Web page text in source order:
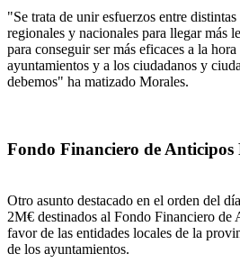
"Se trata de unir esfuerzos entre
regionales y nacionales para llegar más
para conseguir ser más eficaces a la
ayuntamientos y a los ciudadanos y
debemos" ha matizado Morales.
Fondo Financiero de Anticipos
Otro asunto destacado en el orden del
2M€ destinados al Fondo Financiero de
favor de las entidades locales de la
de los ayuntamientos.